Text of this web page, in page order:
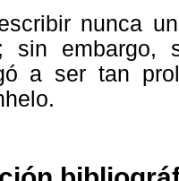
nunca
sin embargo,
a ser tan